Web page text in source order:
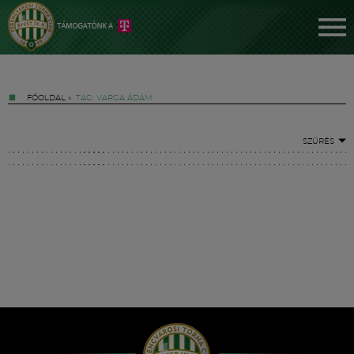
FŐOLDAL » TAG: VARGA ÁDÁM
SZŰRÉS
Hírek